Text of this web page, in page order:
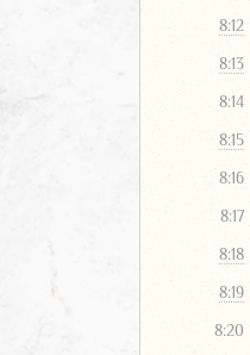
8:12
8:13
8:14
8:15
8:16
8:17
8:18
8:19
8:20